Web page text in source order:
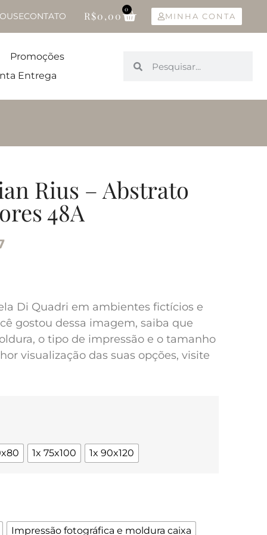
CONTATO R$0,00
0
MINHA CONTA
Promoções
Entrega
Rius – Abstrato
48A
Di Quadri em ambientes fictícios e
gostou dessa imagem, saiba que
o tipo de impressão e o tamanho
visualização das suas opções, visite
1x 75x100 1x 90x120
Impressão fotográfica e moldura caixa